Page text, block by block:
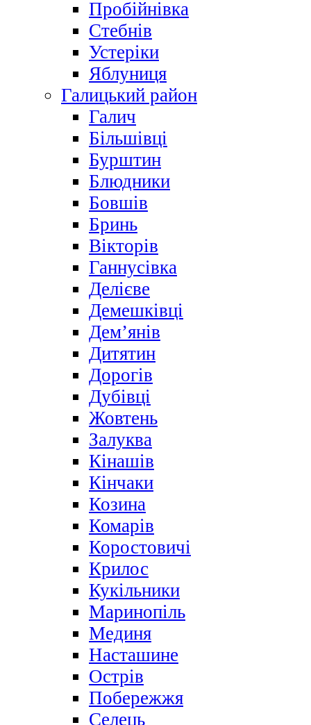
Пробійнівка
Стебнів
Устеріки
Яблуниця
Галицький район
Галич
Більшівці
Бурштин
Блюдники
Бовшів
Бринь
Вікторів
Ганнусівка
Делієве
Демешківці
Дем’янів
Дитятин
Дорогів
Дубівці
Жовтень
Залуква
Кінашів
Кінчаки
Козина
Комарів
Коростовичі
Крилос
Кукільники
Маринопіль
Мединя
Насташине
Острів
Побережжя
Селець